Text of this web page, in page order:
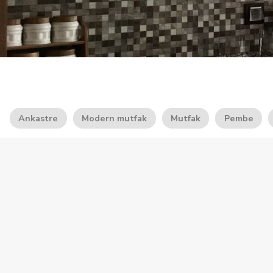
Ankastre Modern mutfak Mutfak Pembe